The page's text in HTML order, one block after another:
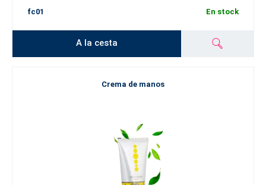
fc01 En stock
A la cesta
Crema de manos